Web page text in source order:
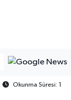
Okunma Süresi: 1